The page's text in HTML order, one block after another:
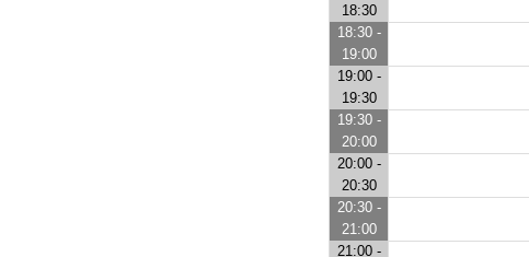
18:30
18:30 -
19:00
19:00 -
19:30
19:30 -
20:00
20:00 -
20:30
20:30 -
21:00
21:00 -